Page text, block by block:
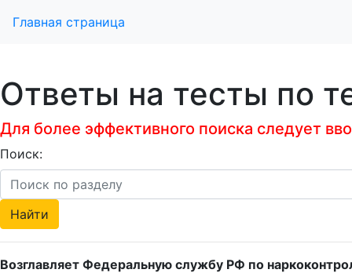
Главная страница
Ответы на тесты по
Для более эффективного поиска следует
Поиск:
Возглавляет Федеральную службу РФ по